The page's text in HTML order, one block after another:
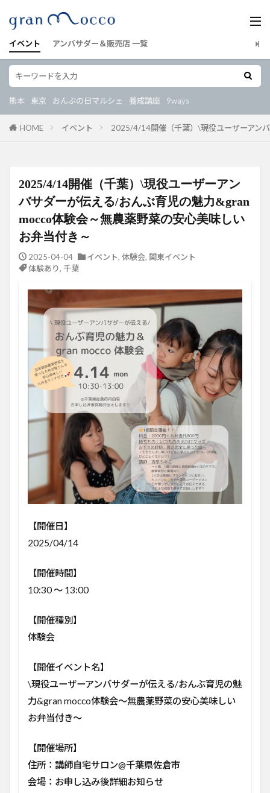
イベント アンバサダー＆販売店 一覧
熊本 東京 おんぶの日マルシェ 養成講座 9ways
HOME イベント 2025/4/14開催（千葉）\現役ユーザーアン
2025/4/14開催（千葉）\現役ユーザーアン
バサダーが伝える/おんぶ育児の魅力&gran
mocco体験会～無農薬野菜の安心美味しい
お弁当付き～
2025-04-04 イベント, 体験会, 関東イベント
体験あり, 千葉
【開催日】
2025/04/14
【開催時間】
10:30 ～ 13:00
【開催種別】
体験会
【開催イベント名】
\現役ユーザーアンバサダーが伝える/おんぶ育児の魅
力&gran mocco体験会～無農薬野菜の安心美味しい
お弁当付き～
【開催場所】
住所：講師自宅サロン@千葉県佐倉市
会場：お申し込み後詳細お知らせ